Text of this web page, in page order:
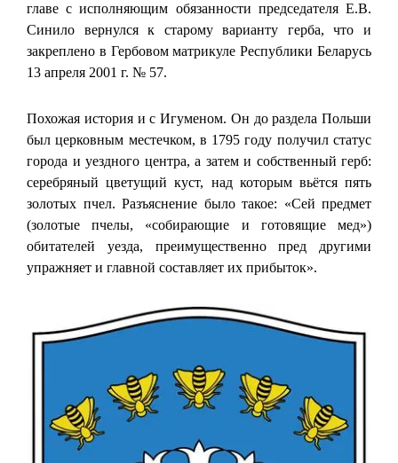
главе с исполняющим обязанности председателя Е.В.
Синило вернулся к старому варианту герба, что и
закреплено в Гербовом матрикуле Республики Беларусь
13 апреля 2001 г. № 57.
Похожая история и с Игуменом. Он до раздела Польши
был церковным местечком, в 1795 году получил статус
города и уездного центра, а затем и собственный герб:
серебряный цветущий куст, над которым вьётся пять
золотых пчел. Разъяснение было такое: «Сей предмет
(золотые пчелы, «собирающие и готовящие мед»)
обитателей уезда, преимущественно пред другими
упражняет и главной составляет их прибыток».